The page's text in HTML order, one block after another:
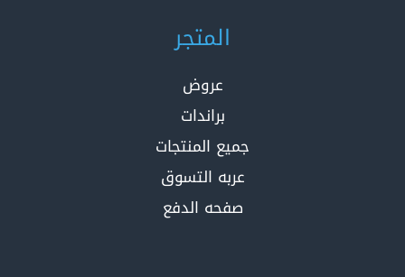
المتجر
عروض
براندات
جميع المنتجات
عربه التسوق
صفحه الدفع